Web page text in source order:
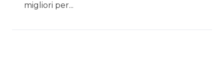
migliori per...